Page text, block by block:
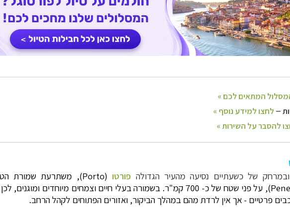
ובמרחק של כשעתיים נסיעה מהעיר הגדולה פורטו(
Porto), משתרעת שמורת
), על פני שטח של כ- 700 קמ"ר. בשמורה בעלי חיים וצמחים מיוחדים
פרטיים - אך אין לרדת מהם במהלך הביקור, ואזורים הפתוחים לקהל הרחב.